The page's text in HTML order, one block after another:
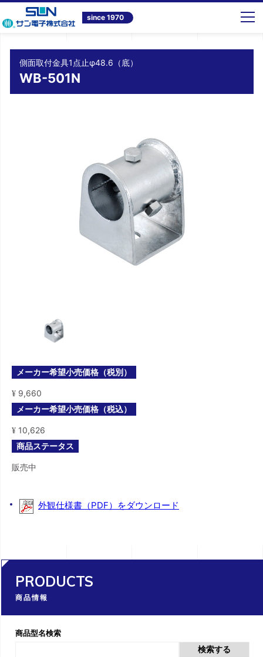
since 1970
トップ 商品情報 テレビ共同受信システム機器 側面取付金具1点止φ48.6（底） WB-501N
PRODUCTS
商品情報
商品型名検索
検索する
側面取付金具1点止φ48.6（底）
WB-501N
メーカー希望小売価格（税別）
¥ 9,660
メーカー希望小売価格（税込）
¥ 10,626
商品ステータス
販売中
外観仕様書（PDF）をダウンロード